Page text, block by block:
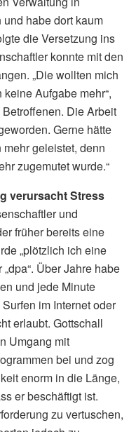
habe dort kaum
die Versetzung ins
konnte mit den
„Die wollten mich
Aufgabe mehr“,
Die Arbeit
Gerne hätte
geleistet, denn
zugemutet wurde.“
verursacht Stress
und
früher bereits eine
„plötzlich ich eine
Über Jahre habe
und jede Minute
im Internet oder
erlaubt. Gottschall
Umgang mit
bei und zog
enorm in die Länge,
er beschäftigt ist.
zu vertuschen,